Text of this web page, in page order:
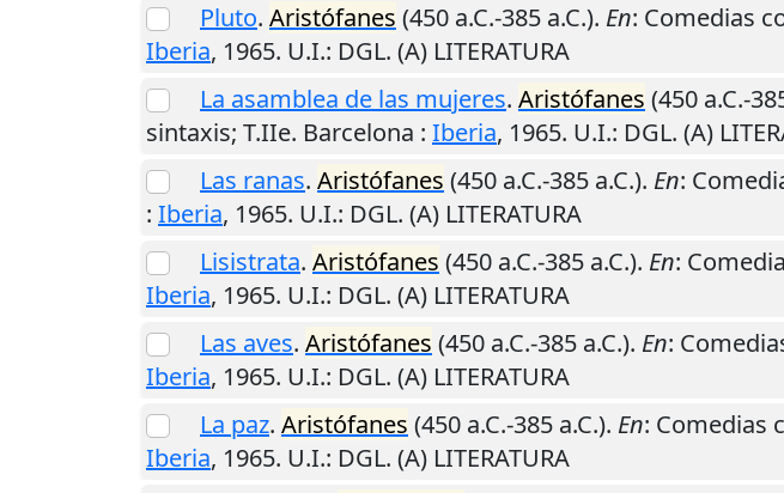
Pluto. Aristófanes (450 a.C.-385 a.C.). En: Comedias
Iberia, 1965. U.I.: DGL. (A) LITERATURA
La asamblea de las mujeres. Aristófanes (450 a.C.-
sintaxis; T.IIe. Barcelona : Iberia, 1965. U.I.: DGL. (A)
Las ranas. Aristófanes (450 a.C.-385 a.C.). En:
: Iberia, 1965. U.I.: DGL. (A) LITERATURA
Lisistrata. Aristófanes (450 a.C.-385 a.C.). En:
Iberia, 1965. U.I.: DGL. (A) LITERATURA
Las aves. Aristófanes (450 a.C.-385 a.C.). En:
Iberia, 1965. U.I.: DGL. (A) LITERATURA
La paz. Aristófanes (450 a.C.-385 a.C.). En: Comedias
Iberia, 1965. U.I.: DGL. (A) LITERATURA